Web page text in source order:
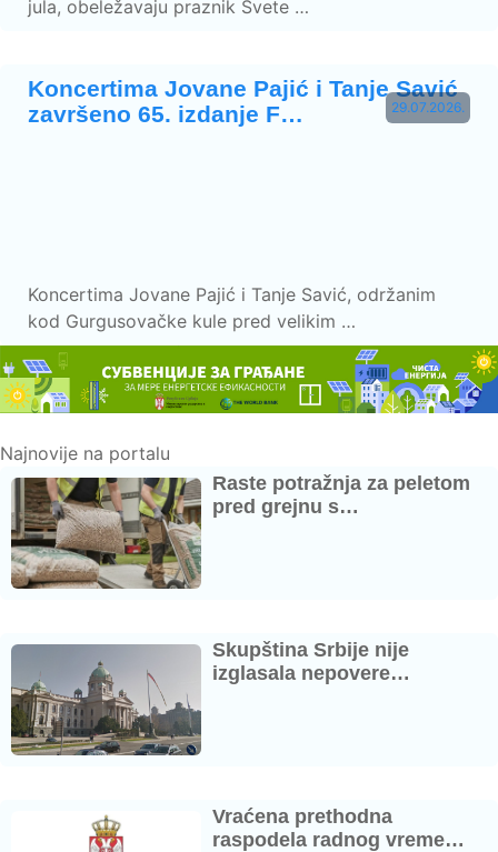
jula, obeležavaju praznik Svete …
29.07.2026.
Koncertima Jovane Pajić i Tanje Savić
završeno 65. izdanje F…
Koncertima Jovane Pajić i Tanje Savić, održanim
kod Gurgusovačke kule pred velikim …
Najnovije na portalu
Raste potražnja za peletom
pred grejnu s…
Skupština Srbije nije
izglasala nepovere…
Vraćena prethodna
raspodela radnog vreme…